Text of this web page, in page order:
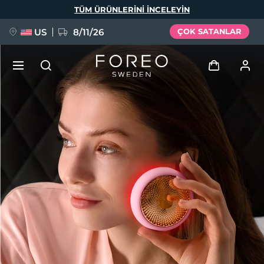
TÜM ÜRÜNLERINI INCELEYIN
US 8/11/26 ÇOK SATANLAR
Kullanici profi̇li̇
Cihazlarım
Siparişlerim
Adresim
Aboneliklerim
FAQ™ Pure Beauty-Tech Elixir
BREAKING NEWS
issa™ Teeth Whitening Set
Dil Seçimi
Deutsch
Español
Français
Italiano
Português
Polski
Svenska
Русский
Türkçe
简体中文 繁體中文